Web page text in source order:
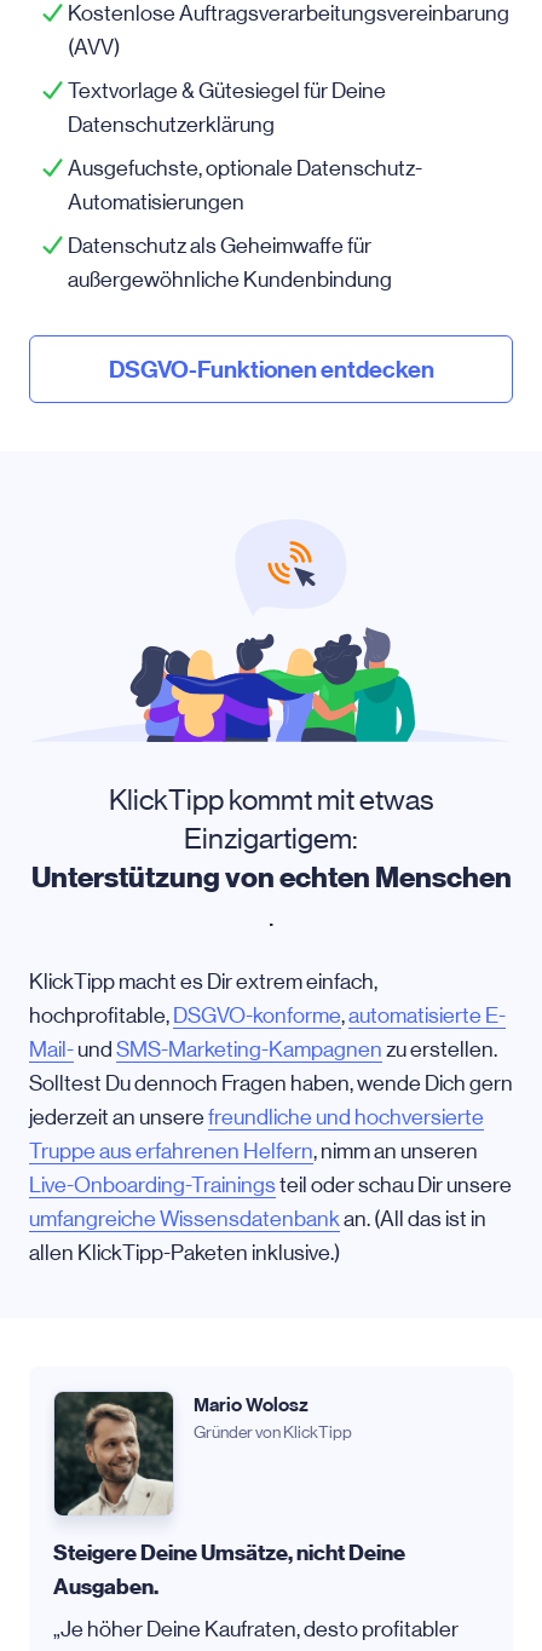
Kostenlose Auftragsverarbeitungsvereinbarung
(AVV)
Textvorlage & Gütesiegel für Deine
Datenschutzerklärung
Ausgefuchste, optionale Datenschutz-
Automatisierungen
Datenschutz als Geheimwaffe für
außergewöhnliche Kundenbindung
DSGVO-Funktionen entdecken
KlickTipp kommt mit etwas
Einzigartigem:
Unterstützung von echten Menschen
.
KlickTipp macht es Dir extrem einfach,
hochprofitable, DSGVO-konforme,automatisierte E-
Mail- und SMS-Marketing-Kampagnen zu erstellen.
Solltest Du dennoch Fragen haben, wende Dich gern
jederzeit an unserefreundliche und hochversierte
Truppe aus erfahrenen Helfern, nimm an unseren
Live-Onboarding-Trainingsteil oder schau Dir unsere
umfangreiche Wissensdatenbank an. (All das ist in
allen KlickTipp-Paketen inklusive.)
Mario Wolosz
Gründer von KlickTipp
Steigere Deine Umsätze, nicht Deine
Ausgaben.
„Je höher Deine Kaufraten, desto profitabler